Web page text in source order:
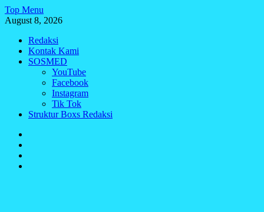
Skip
to
Top Menu
August 8, 2026
Redaksi
Kontak Kami
SOSMED
YouTube
Facebook
Instagram
Tik Tok
Struktur Boxs Redaksi